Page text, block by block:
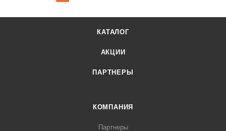
КАТАЛОГ
АКЦИИ
ПАРТНЕРЫ
КОМПАНИЯ
Партнеры